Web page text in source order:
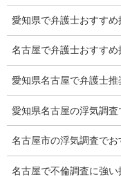
調査プランのご依
慰謝料の相場
離婚手続
探偵社の要点
有責配偶者からの
浮気をする人
愛知県で弁護士おすすめ
名古屋で弁護士おすすめ
愛知県名古屋で弁護士
愛知県名古屋の浮気調
名古屋市の浮気調査でお
名古屋で不倫調査に強